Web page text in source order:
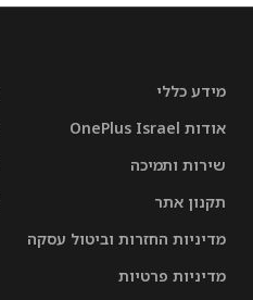
מידע כללי
אודות OnePlus Israel
שירות ותמיכה
תקנון אתר
מדיניות החזרות וביטול עסקה
מדיניות פרטיות